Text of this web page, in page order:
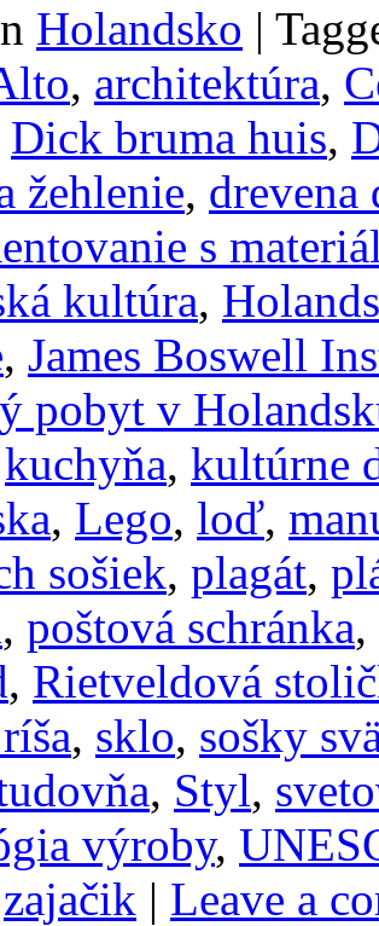
Holandsko |
, architektúra,
Dick bruma huis,
žehlenie, drevena
s
kultúra,
, James Boswell
pobyt v
kuchyňa, kultúrne
, Lego, loď,
sošiek, plagát,
, poštová schránka,
, Rietveldová
, sklo, sošky
, Styl,
výroby,
zajačik | Leave a